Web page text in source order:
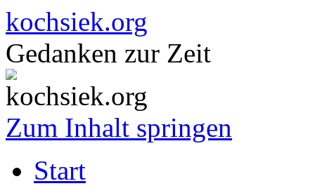
kochsiek.org
Gedanken zur Zeit
Zum Inhalt springen
Start